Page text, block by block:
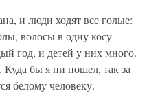
и люди ходят все голые:
волосы в одну косу
год, и детей у них много.
бы я ни пошел, так за
белому человеку.